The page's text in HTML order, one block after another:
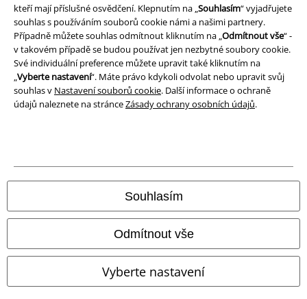
kteří mají příslušné osvědčení. Klepnutím na „Souhlasím“ vyjadřujete
souhlas s používáním souborů cookie námi a našimi partnery.
Případně můžete souhlas odmítnout kliknutím na „Odmítnout vše“ -
v takovém případě se budou používat jen nezbytné soubory cookie.
Své individuální preference můžete upravit také kliknutím na
„Vyberte nastavení“. Máte právo kdykoli odvolat nebo upravit svůj
souhlas v Nastavení souborů cookie. Další informace o ochraně
údajů naleznete na stránceZásady ochrany osobních údajů.
Souhlasím
Odmítnout vše
Vyberte nastavení
Informace o přístupnosti
Nastavení souborů cookie
Odstoupení od smlouvy
Naše online obchody